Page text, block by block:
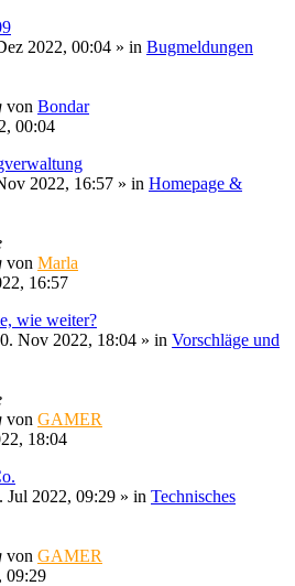
2022, 00:04 » in Bugmeldungen
von Bondar
00:04
2022, 16:57 » in Homepage &
von Marla
16:57
wie weiter?
Nov 2022, 18:04 » in Vorschläge und
von GAMER
18:04
Jul 2022, 09:29 » in Technisches
von GAMER
09:29